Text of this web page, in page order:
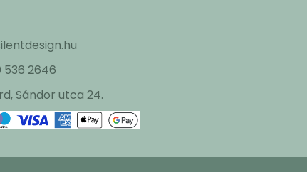
536 2646
Sándor utca 24.